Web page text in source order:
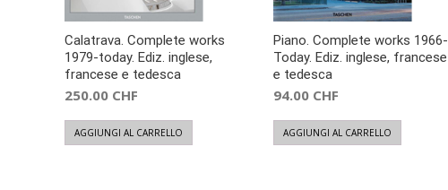
Calatrava. Complete works
1979-today. Ediz. inglese,
francese e tedesca
250.00 CHF
AGGIUNGI AL CARRELLO
Piano. Complete works 1966-
Today. Ediz. inglese, francese
e tedesca
94.00 CHF
AGGIUNGI AL CARRELLO